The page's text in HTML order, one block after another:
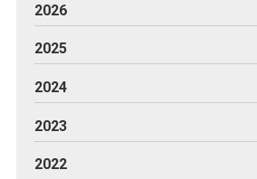
2026
2025
2024
2023
2022